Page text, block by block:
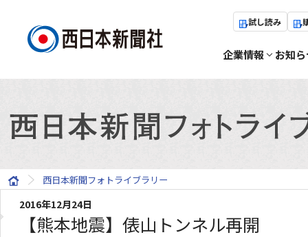
試し読み
企業情報 お知
西日本新聞フォトライブラリー
2016年12月24日
【熊本地震】俵山トンネル再開